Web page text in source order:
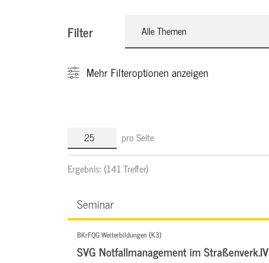
Filter Alle Themen
Mehr Filteroptionen anzeigen
pro Seite
Ergebnis:(141 Treffer)
Seminar
BKrFQG Weiterbildungen (K3)
SVG Notfallmanagement im Straßenverk.IV